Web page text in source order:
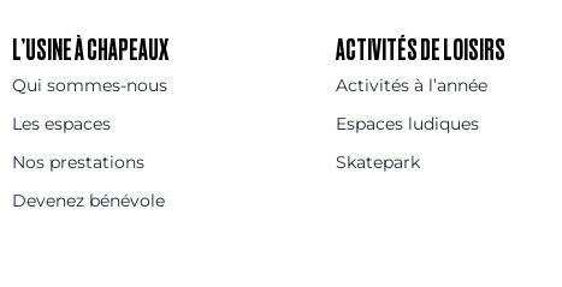
L’USINE À CHAPEAUX
Qui sommes-nous
Les espaces
Nos prestations
Devenez bénévole
ACTIVITÉS DE LOISIRS
Activités à l’année
Espaces ludiques
Skatepark